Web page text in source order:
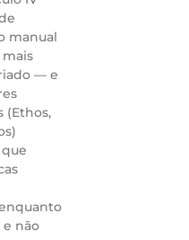
manual
mais
— e
(Ethos,
não